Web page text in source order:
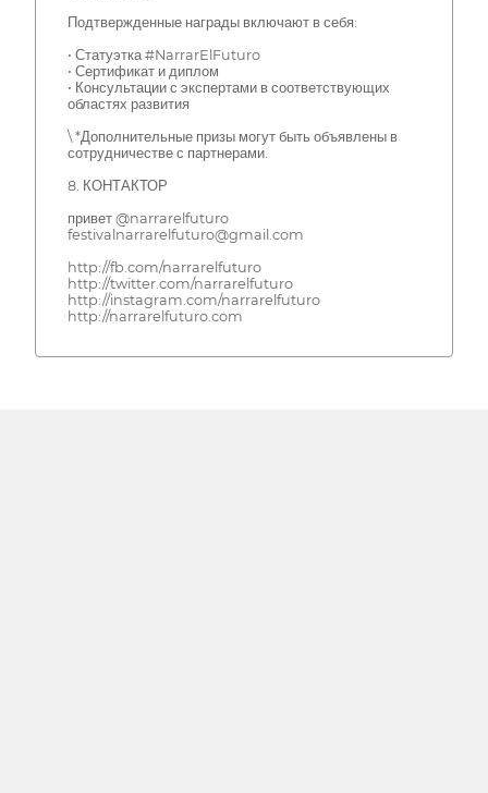
Подтвержденные награды включают в себя:
• Статуэтка #NarrarElFuturo
• Сертификат и диплом
• Консультации с экспертами в соответствующих
областях развития
\ *Дополнительные призы могут быть объявлены в
сотрудничестве с партнерами.
8. КОНТАКТОР
привет @narrarelfuturo
festivalnarrarelfuturo@gmail.com
http://fb.com/narrarelfuturo
http://twitter.com/narrarelfuturo
http://instagram.com/narrarelfuturo
http://narrarelfuturo.com